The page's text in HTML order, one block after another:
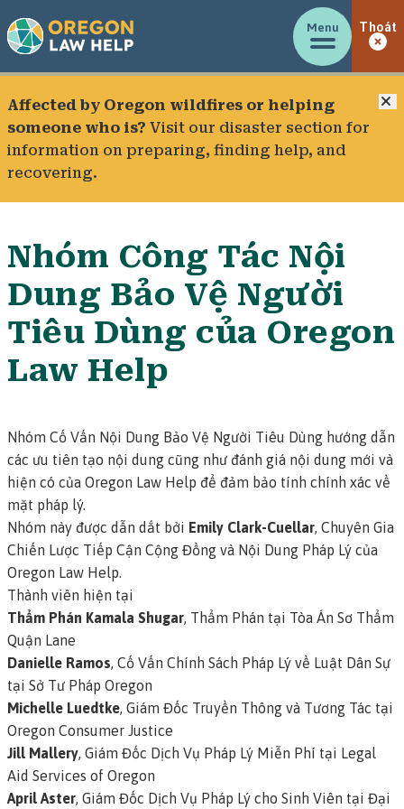
Menu Thoát
Affected by Oregon wildfires or helping
someone who is? Visit our disaster section for
information on preparing, finding help, and
recovering.
Nhóm Công Tác Nội
Dung Bảo Vệ Người
Tiêu Dùng của Oregon
Law Help
Nhóm Cố Vấn Nội Dung Bảo Vệ Người Tiêu Dùng hướng dẫn
các ưu tiên tạo nội dung cũng như đánh giá nội dung mới và
hiện có của Oregon Law Help để đảm bảo tính chính xác về
mặt pháp lý.
Nhóm này được dẫn dắt bởi Emily Clark-Cuellar, Chuyên Gia
Chiến Lược Tiếp Cận Cộng Đồng và Nội Dung Pháp Lý của
Oregon Law Help.
Thành viên hiện tại
Thẩm Phán Kamala Shugar, Thẩm Phán tại Tòa Án Sơ Thẩm
Quận Lane
Danielle Ramos, Cố Vấn Chính Sách Pháp Lý về Luật Dân Sự
tại Sở Tư Pháp Oregon
Michelle Luedtke, Giám Đốc Truyền Thông và Tương Tác tại
Oregon Consumer Justice
Jill Mallery, Giám Đốc Dịch Vụ Pháp Lý Miễn Phí tại Legal
Aid Services of Oregon
April Aster, Giám Đốc Dịch Vụ Pháp Lý cho Sinh Viên tại Đại